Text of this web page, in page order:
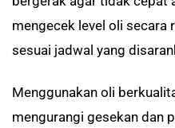
mengecek level oli secara
sesuai jadwal yang
Menggunakan oli
mengurangi gesekan dan